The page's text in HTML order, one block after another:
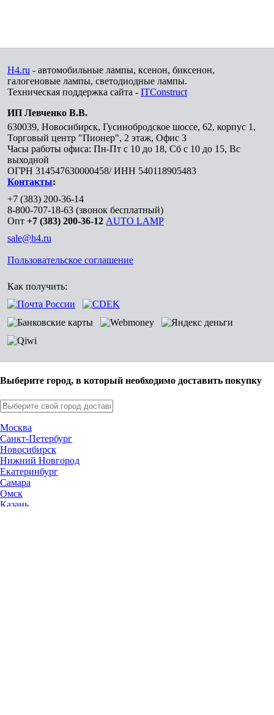
H4.ru - автомобильные лампы, ксенон, биксенон,
галогеновые лампы, светодиодные лампы.
Техническая поддержка сайта - ITConstruct
ИП Левченко В.В.
630039, Новосибирск, Гусинобродское шоссе, 62, корпус 1,
Торговый центр "Пионер", 2 этаж, Офис 3
Часы работы офиса: Пн-Пт с 10 до 18, Сб с 10 до 15, Вс
выходной
ОГРН 314547630000458/ ИНН 540118905483
Контакты:
+7 (383) 200-36-14
8-800-707-18-63 (звонок бесплатный)
Опт +7 (383) 200-36-12 AUTO LAMP
sale@h4.ru
Пользовательское соглашение
Как получить:
Выберите город, в который необходимо доставить покупку
Москва
Санкт-Петербург
Новосибирск
Нижний Новгород
Екатеринбург
Самара
Омск
Казань